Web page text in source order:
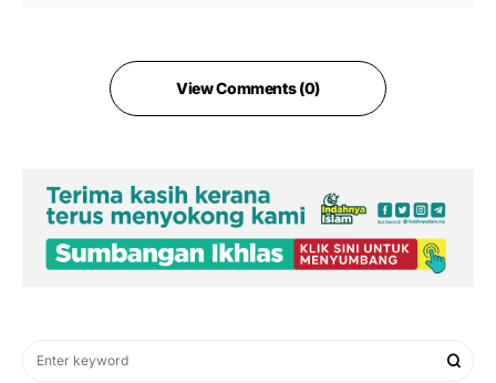
View Comments (0)